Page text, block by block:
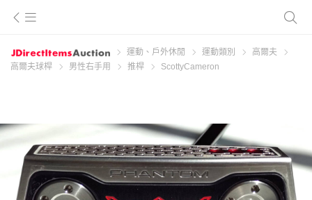
運動、戶外休閒 運動類別
高爾夫
高爾夫球桿
男性右手用 推桿 ScottyCameron